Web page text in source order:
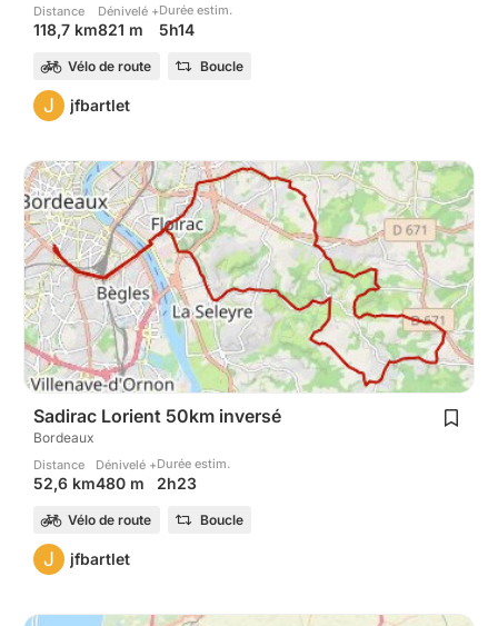
Distance
118,7 km
Dénivelé +
821 m
Durée estim.
5h14
Vélo de route Boucle
J jfbartlet
Sadirac Lorient 50km inversé
Bordeaux
Distance
52,6 km
Dénivelé +
480 m
Durée estim.
2h23
Vélo de route Boucle
J jfbartlet